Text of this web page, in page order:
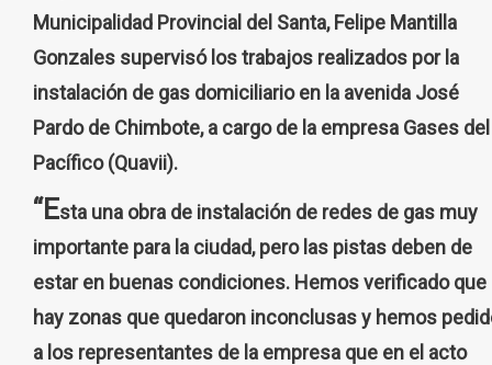
Municipalidad Provincial del Santa, Felipe Mantilla
Gonzales supervisó los trabajos realizados por la
instalación de gas domiciliario en la avenida José
Pardo de Chimbote, a cargo de la empresa Gases del
Pacífico (Quavii).
“Esta una obra de instalación de redes de gas muy
importante para la ciudad, pero las pistas deben de
estar en buenas condiciones. Hemos verificado que
hay zonas que quedaron inconclusas y hemos
a los representantes de la empresa que en el acto